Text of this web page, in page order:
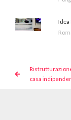
Idea
casa